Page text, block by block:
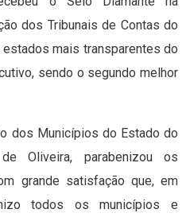
dos Tribunais de Contas do
mais transparentes do
sendo o segundo melhor
dos Municípios do Estado do
Oliveira, parabenizou os
grande satisfação que, em
todos os municípios e